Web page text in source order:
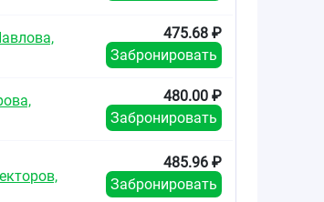
475.68 ₽
Забронировать
480.00 ₽
Забронировать
485.96 ₽
Забронировать